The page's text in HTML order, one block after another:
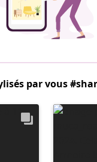
par vous